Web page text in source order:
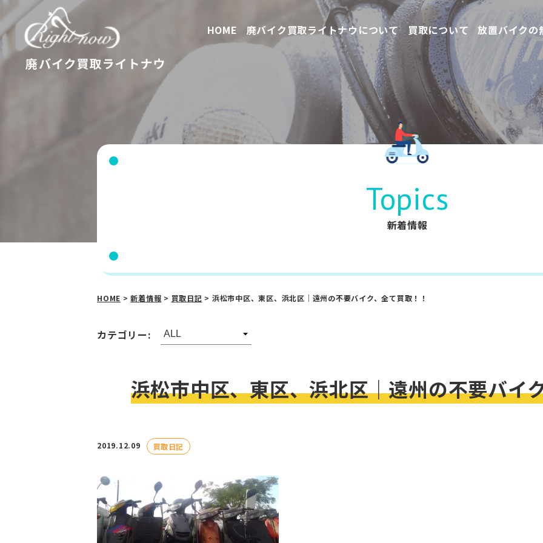
HOME 廃バイク買取ライトナウについて 買取について 放置バイクの
Topics
新着情報
HOME >新着情報 > 買取日記 > 浜松市中区、東区、浜北区｜遠州の不要バイク、全て買取！！
カテゴリー:
浜松市中区、東区、浜北区｜遠州の不要バイ
2019.12.09 買取日記